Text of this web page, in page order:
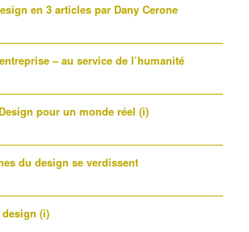
en 3 articles par Dany Cerone
– au service de l’humanité
pour un monde réel (i)
du design se verdissent
(i)